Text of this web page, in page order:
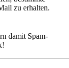
zu erhalten.
damit Spam-